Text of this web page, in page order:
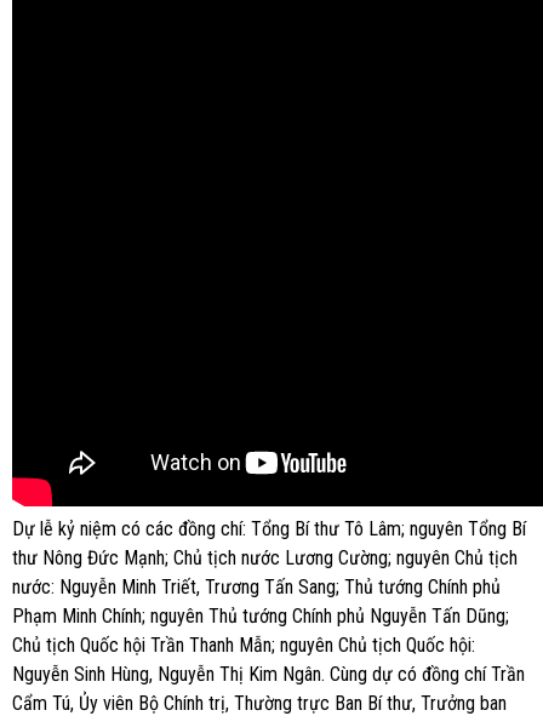
Dự lễ kỷ niệm có các đồng chí: Tổng Bí thư Tô Lâm; nguyên Tổng Bí
thư Nông Đức Mạnh; Chủ tịch nước Lương Cường; nguyên Chủ tịch
nước: Nguyễn Minh Triết, Trương Tấn Sang; Thủ tướng Chính phủ
Phạm Minh Chính; nguyên Thủ tướng Chính phủ Nguyễn Tấn Dũng;
Chủ tịch Quốc hội Trần Thanh Mẫn; nguyên Chủ tịch Quốc hội:
Nguyễn Sinh Hùng, Nguyễn Thị Kim Ngân. Cùng dự có đồng chí Trần
Cẩm Tú, Ủy viên Bộ Chính trị, Thường trực Ban Bí thư, Trưởng ban